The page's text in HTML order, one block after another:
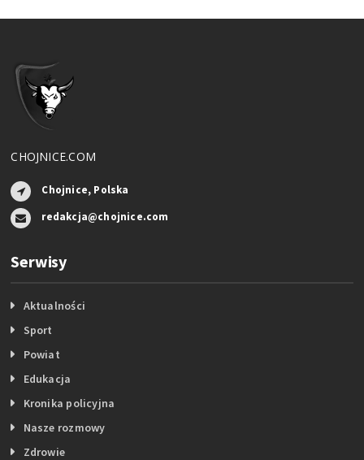
CHOJNICE.COM
Chojnice, Polska
redakcja@chojnice.com
Serwisy
Aktualności
Sport
Powiat
Edukacja
Kronika policyjna
Nasze rozmowy
Zdrowie